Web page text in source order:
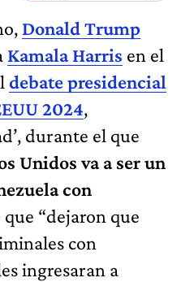
Donald Trump
Kamala Harris en el
debate presidencial
2024,
durante el que
Unidos va a ser un
con
“dejaron que
con
ingresaran a